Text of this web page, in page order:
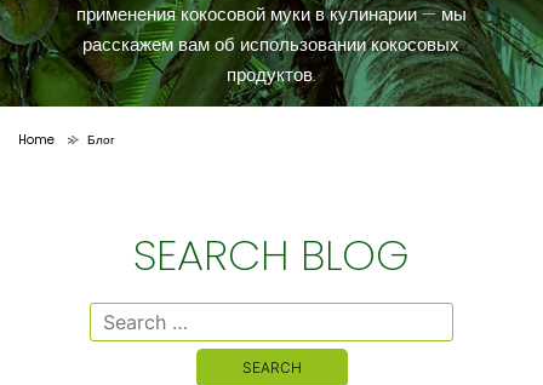
применения кокосовой муки в кулинарии — мы
расскажем вам об использовании кокосовых
продуктов.
Home > Блог
SEARCH BLOG
Search
for: